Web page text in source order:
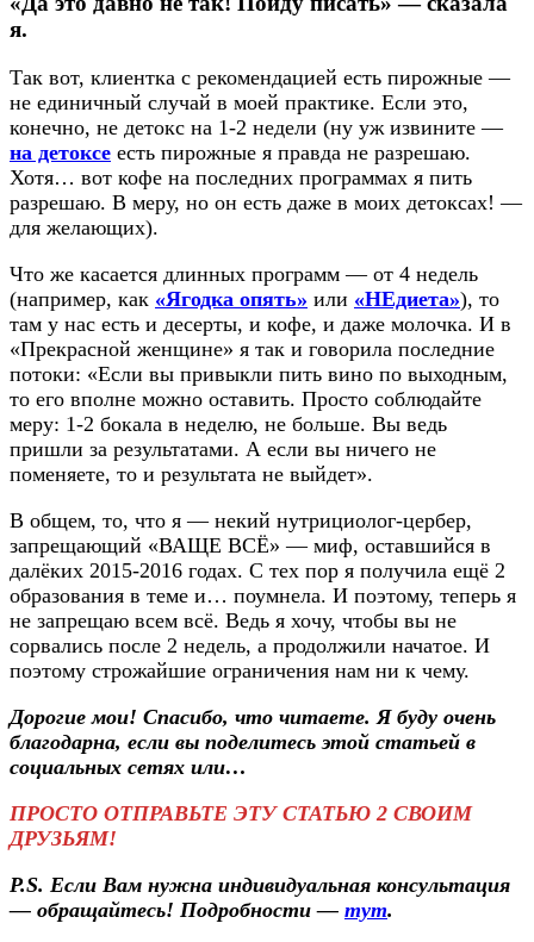
я.
Так вот, клиентка с рекомендацией есть пирожные —
не единичный случай в моей практике. Если это,
конечно, не детокс на 1-2 недели (ну уж извините —
на детоксе есть пирожные я правда не разрешаю.
Хотя… вот кофе на последних программах я пить
разрешаю. В меру, но он есть даже в моих детоксах! —
для желающих).
Что же касается длинных программ — от 4 недель
(например, как «Ягодка опять» или «НЕдиета»), то
там у нас есть и десерты, и кофе, и даже молочка. И в
«Прекрасной женщине» я так и говорила последние
потоки: «Если вы привыкли пить вино по выходным,
то его вполне можно оставить. Просто соблюдайте
меру: 1-2 бокала в неделю, не больше. Вы ведь
пришли за результатами. А если вы ничего не
поменяете, то и результата не выйдет».
В общем, то, что я — некий нутрициолог-цербер,
запрещающий «ВАЩЕ ВСЁ» — миф, оставшийся в
далёких 2015-2016 годах. С тех пор я получила ещё 2
образования в теме и… поумнела. И поэтому, теперь я
не запрещаю всем всё. Ведь я хочу, чтобы вы не
сорвались после 2 недель, а продолжили начатое. И
поэтому строжайшие ограничения нам ни к чему.
Дорогие мои! Спасибо, что читаете. Я буду очень
благодарна, если вы поделитесь этой статьей в
социальных сетях или…
ПРОСТО ОТПРАВЬТЕ ЭТУ СТАТЬЮ 2 СВОИМ
ДРУЗЬЯМ!
P.S. Если Вам нужна индивидуальная консультация
— обращайтесь! Подробности — тут.